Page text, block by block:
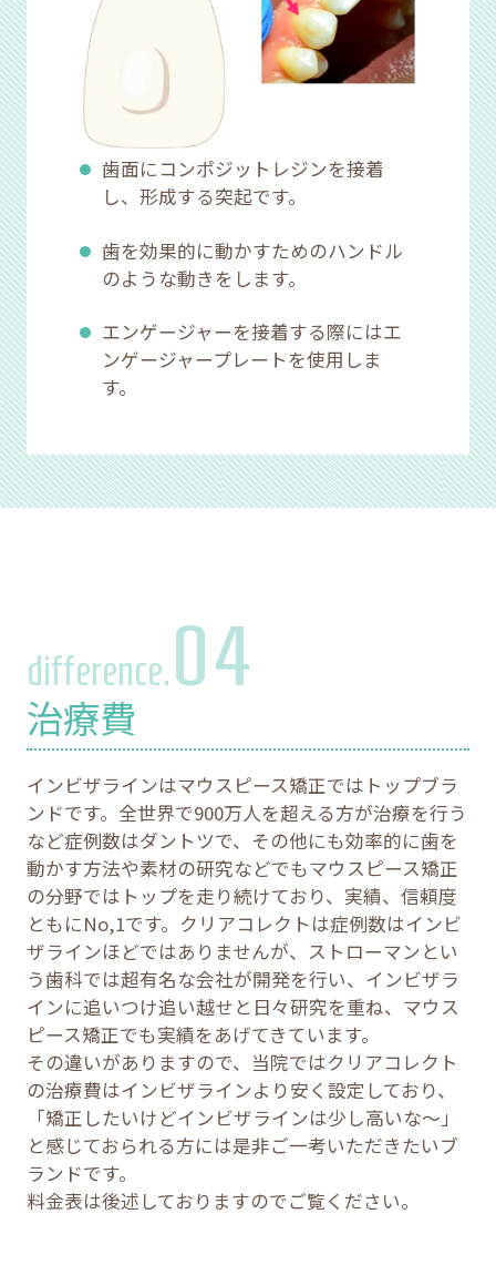
歯面にコンポジットレジンを接着
し、形成する突起です。
歯を効果的に動かすためのハンドル
のような動きをします。
エンゲージャーを接着する際にはエ
ンゲージャープレートを使用しま
す。
difference.04
治療費
インビザラインはマウスピース矯正ではトップブラ
ンドです。全世界で900万人を超える方が治療を行う
など症例数はダントツで、その他にも効率的に歯を
動かす方法や素材の研究などでもマウスピース矯正
の分野ではトップを走り続けており、実績、信頼度
ともにNo,1です。クリアコレクトは症例数はインビ
ザラインほどではありませんが、ストローマンとい
う歯科では超有名な会社が開発を行い、インビザラ
インに追いつけ追い越せと日々研究を重ね、マウス
ピース矯正でも実績をあげてきています。
その違いがありますので、当院ではクリアコレクト
の治療費はインビザラインより安く設定しており、
「矯正したいけどインビザラインは少し高いな〜」
と感じておられる方には是非ご一考いただきたいブ
ランドです。
料金表は後述しておりますのでご覧ください。